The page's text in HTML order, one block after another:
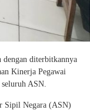
dengan diterbitkannya
Kinerja Pegawai
ASN.
Sipil Negara (ASN)